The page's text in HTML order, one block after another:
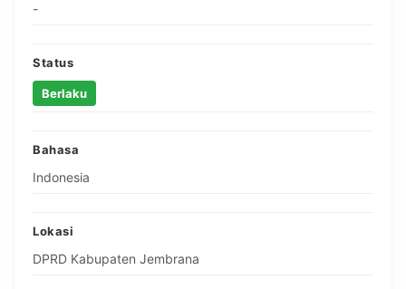
-
Status
Berlaku
Bahasa
Indonesia
Lokasi
DPRD Kabupaten Jembrana